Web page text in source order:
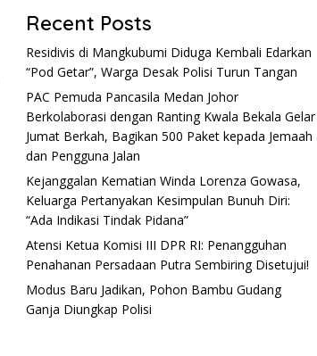
Recent Posts
Residivis di Mangkubumi Diduga Kembali Edarkan
“Pod Getar”, Warga Desak Polisi Turun Tangan
PAC Pemuda Pancasila Medan Johor
Berkolaborasi dengan Ranting Kwala Bekala Gelar
Jumat Berkah, Bagikan 500 Paket kepada Jemaah
dan Pengguna Jalan
Kejanggalan Kematian Winda Lorenza Gowasa,
Keluarga Pertanyakan Kesimpulan Bunuh Diri:
“Ada Indikasi Tindak Pidana”
Atensi Ketua Komisi III DPR RI: Penangguhan
Penahanan Persadaan Putra Sembiring Disetujui!
Modus Baru Jadikan, Pohon Bambu Gudang
Ganja Diungkap Polisi